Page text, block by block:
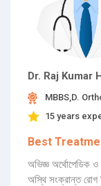
Dr. Raj Kumar
MBBS,D.
15 years
Best
অভিজ্ঞ অর্থোপেডিক ও
অস্থি সংক্রান্ত রোগ